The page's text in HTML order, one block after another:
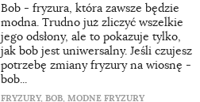
Bob - fryzura, która zawsze będzie
modna. Trudno już zliczyć wszelkie
jego odsłony, ale to pokazuje tylko,
jak bob jest uniwersalny. Jeśli czujesz
potrzebę zmiany fryzury na wiosnę -
bob...
FRYZURY, BOB, MODNE FRYZURY